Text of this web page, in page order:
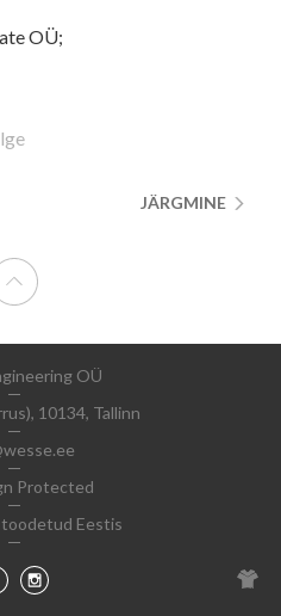
OÜ;
JÄRGMINE
OÜ
10134, Tallinn
Protected
Eestis